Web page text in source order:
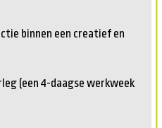
binnen een creatief en
(een 4-daagse werkweek